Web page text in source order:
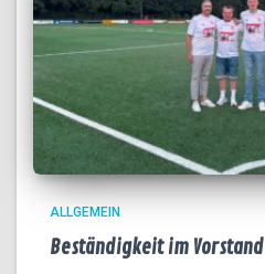
ALLGEMEIN
Beständigkeit im Vorstand